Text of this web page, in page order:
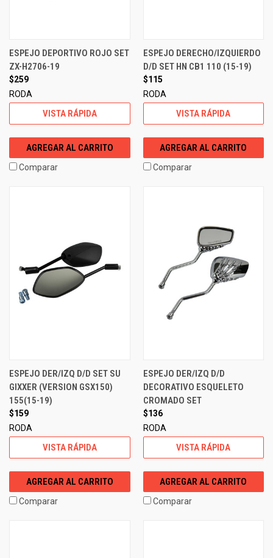
ESPEJO DEPORTIVO ROJO SET
ZX-H2706-19
$259
RODA
VISTA RÁPIDA
AGREGAR AL CARRITO
Comparar
ESPEJO DERECHO/IZQUIERDO
D/D SET HN CB1 110 (15-19)
$115
RODA
VISTA RÁPIDA
AGREGAR AL CARRITO
Comparar
ESPEJO DER/IZQ D/D SET SU
GIXXER (VERSION GSX150)
155(15-19)
$159
RODA
VISTA RÁPIDA
AGREGAR AL CARRITO
Comparar
ESPEJO DER/IZQ D/D
DECORATIVO ESQUELETO
CROMADO SET
$136
RODA
VISTA RÁPIDA
AGREGAR AL CARRITO
Comparar